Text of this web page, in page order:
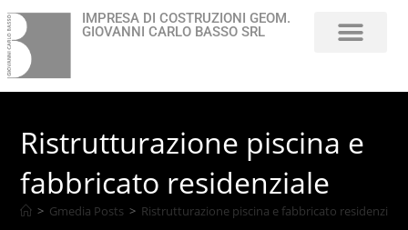
IMPRESA DI COSTRUZIONI GEOM.
GIOVANNI CARLO BASSO SRL
Ristrutturazione piscina e
fabbricato residenziale
> Gmedia Posts > Ristrutturazione piscina e fabbricato residenziale